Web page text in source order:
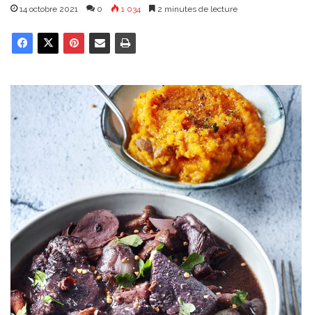
14 octobre 2021 0 1 034 2 minutes de lecture